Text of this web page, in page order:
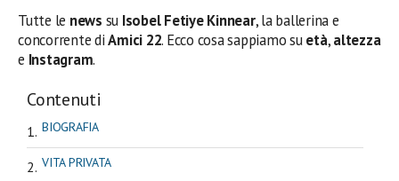
Tutte le news su Isobel Fetiye Kinnear, la ballerina e
concorrente diAmici 22. Ecco cosa sappiamo suetà,altezza
e Instagram.
Contenuti
BIOGRAFIA
VITA PRIVATA